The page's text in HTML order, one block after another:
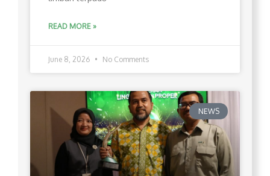
READ MORE »
June 8, 2026 No Comments
NEWS